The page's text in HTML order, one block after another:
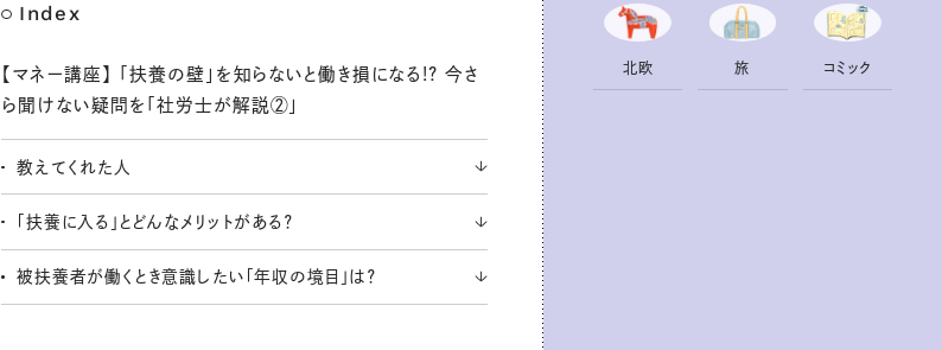
Index
【マネー講座】 「扶養の壁」を知らないと働き損になる!? 今さ
ら聞けない疑問を「社労士が解説②」
教えてくれた人
「扶養に入る」とどんなメリットがある？
被扶養者が働くとき意識したい「年収の境目」は？
北欧 旅 コ ミ ック